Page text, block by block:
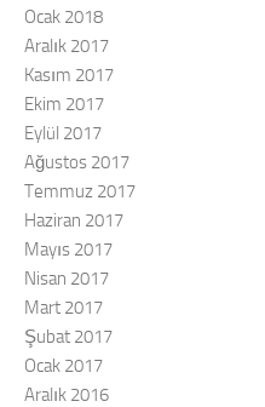
Ocak 2018
Aralık 2017
Kasım 2017
Ekim 2017
Eylül 2017
Ağustos 2017
Temmuz 2017
Haziran 2017
Mayıs 2017
Nisan 2017
Mart 2017
Şubat 2017
Ocak 2017
Aralık 2016